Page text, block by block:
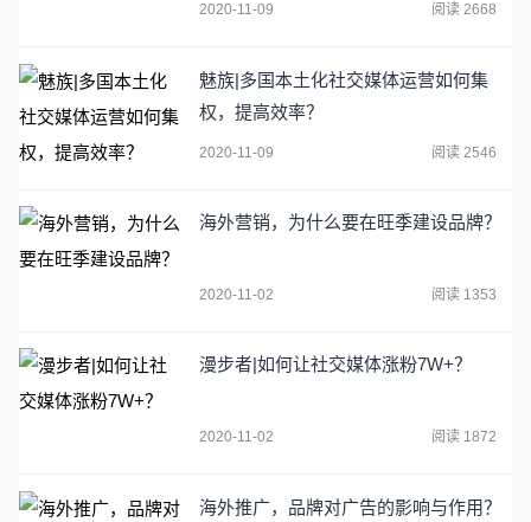
2020-11-09 阅读 2668
魅族|多国本土化社交媒体运营如何集
权，提高效率？
2020-11-09 阅读 2546
海外营销，为什么要在旺季建设品牌？
2020-11-02 阅读 1353
漫步者|如何让社交媒体涨粉7W+？
2020-11-02 阅读 1872
海外推广，品牌对广告的影响与作用？